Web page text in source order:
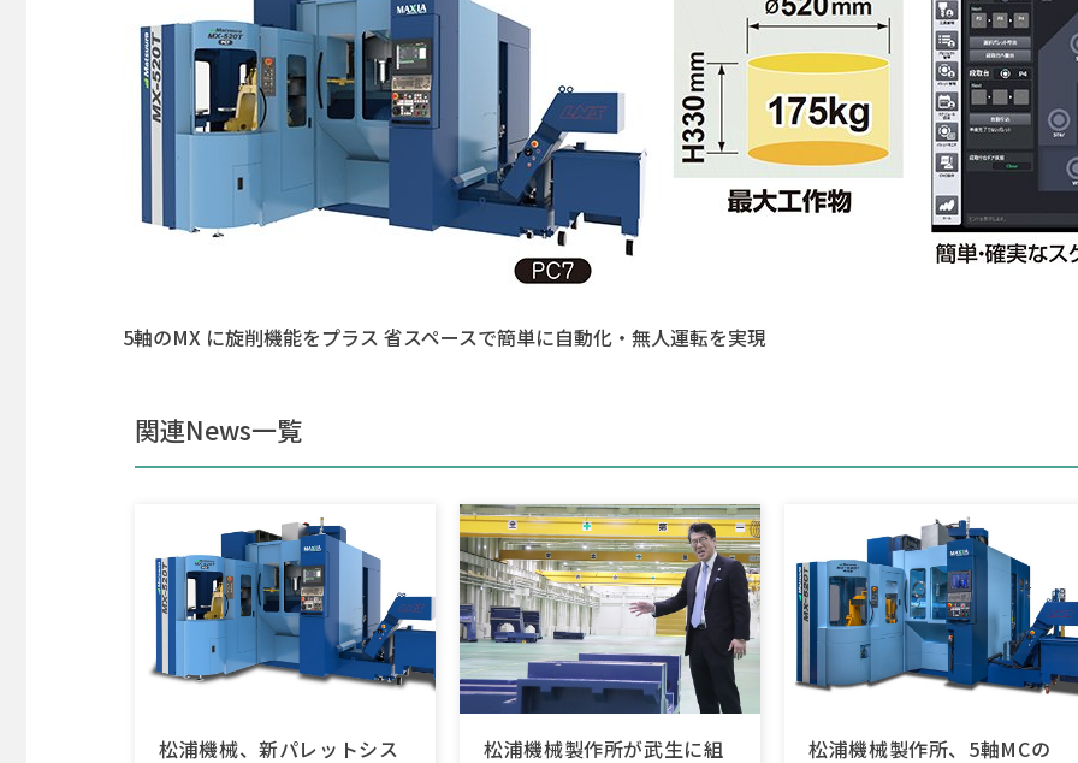
5軸のMX に旋削機能をプラス 省スペースで簡単に自動化・無人運転を実現
関連News一覧
松浦機械、新パレットシス
松浦機械製作所が武生に組
松浦機械製作所、5軸MCの